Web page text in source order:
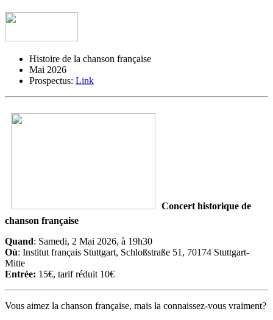
Histoire de la chanson française
Mai 2026
Prospectus: Link
Concert historique de
chanson française
Quand: Samedi, 2 Mai 2026, à 19h30
Où: Institut français Stuttgart, Schloßstraße 51, 70174 Stuttgart-
Mitte
Entrée: 15€, tarif réduit 10€
Vous aimez la chanson française, mais la connaissez-vous vraiment?